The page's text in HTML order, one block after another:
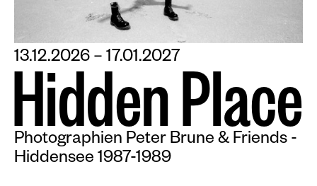
13.12.2026 – 17.01.2027
HiddenPlace
Photographien Peter Brune & Friends -
Hiddensee 1987-1989